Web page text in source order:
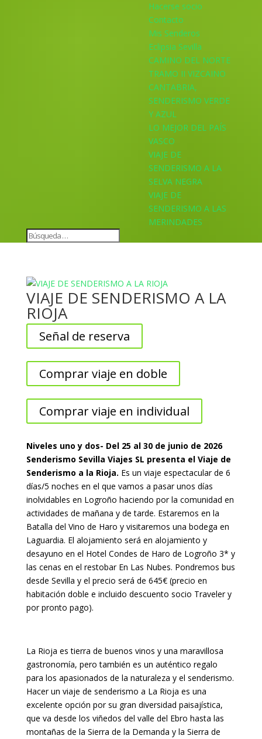
Hacerse socio
Contacto
Mis Senderos
Eclipsia Sevilla
CAMINO DEL NORTE
TRAMO II VIZCAINO
CANTABRIA,
SENDERISMO VERDE
Y AZUL
LO MEJOR DEL PAÍS
VASCO
VIAJE DE
SENDERISMO A LA
SELVA NEGRA
VIAJE DE
SENDERISMO A LAS
MERINDADES
VIAJE DE SENDERISMO A LA
RIOJA
Señal de reserva
Comprar viaje en doble
Comprar viaje en individual
Niveles uno y dos- Del 25 al 30 de junio de 2026
Senderismo Sevilla Viajes SL presenta el Viaje de
Senderismo a la Rioja. Es un viaje espectacular de 6
días/5 noches en el que vamos a pasar unos días
inolvidables en Logroño haciendo por la comunidad en
actividades de mañana y de tarde. Estaremos en la
Batalla del Vino de Haro y visitaremos una bodega en
Laguardia. El alojamiento será en alojamiento y
desayuno en el Hotel Condes de Haro de Logroño 3* y
las cenas en el restobar En Las Nubes. Pondremos bus
desde Sevilla y el precio será de 645€ (precio en
habitación doble e incluido descuento socio Traveler y
por pronto pago).
La Rioja es tierra de buenos vinos y una maravillosa
gastronomía, pero también es un auténtico regalo
para los apasionados de la naturaleza y el senderismo.
Hacer un viaje de senderismo a La Rioja es una
excelente opción por su gran diversidad paisajística,
que va desde los viñedos del valle del Ebro hasta las
montañas de la Sierra de la Demanda y la Sierra de